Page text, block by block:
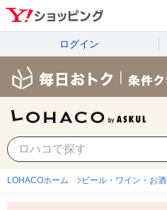
ログイン
LOHACOホーム ビール・ワイン・お酒